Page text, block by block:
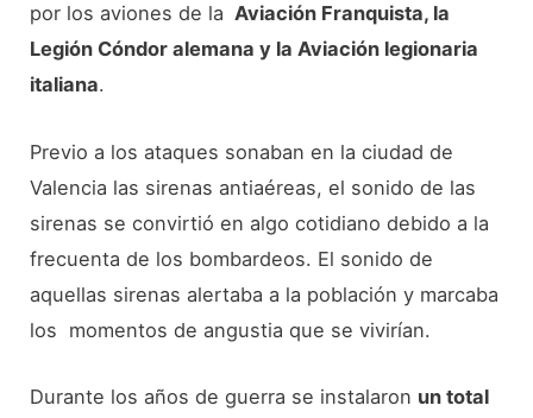
por los aviones de la Aviación Franquista, la
Legión Cóndor alemana y la Aviación legionaria
italiana.
Previo a los ataques sonaban en la ciudad de
Valencia las sirenas antiaéreas, el sonido de las
sirenas se convirtió en algo cotidiano debido a la
frecuenta de los bombardeos. El sonido de
aquellas sirenas alertaba a la población y marcaba
los momentos de angustia que se vivirían.
Durante los años de guerra se instalaron un total